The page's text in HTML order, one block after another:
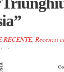
RECENTE, Recenzii